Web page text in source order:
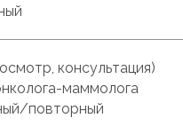
консультация)
маммолога
повторный